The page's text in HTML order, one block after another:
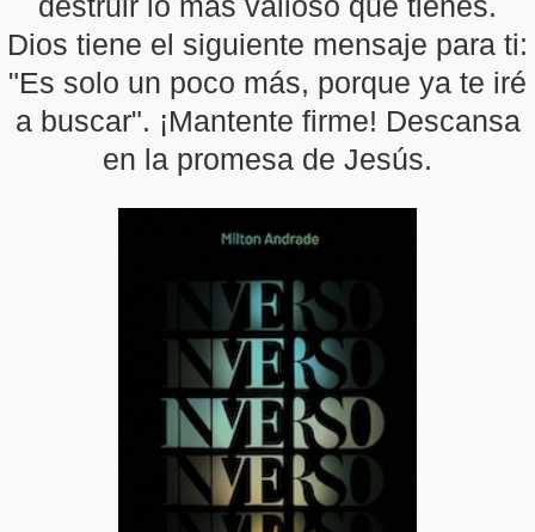
Dios tiene el siguiente mensaje para ti:
"Es solo un poco más, porque ya te iré
a buscar". ¡Mantente firme! Descansa
en la promesa de Jesús.